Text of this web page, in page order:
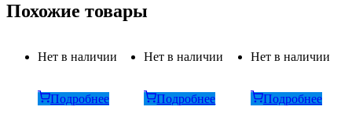
Похожие товары
Нет в наличии
Подробнее
Нет в наличии
Подробнее
Нет в наличии
Подробнее